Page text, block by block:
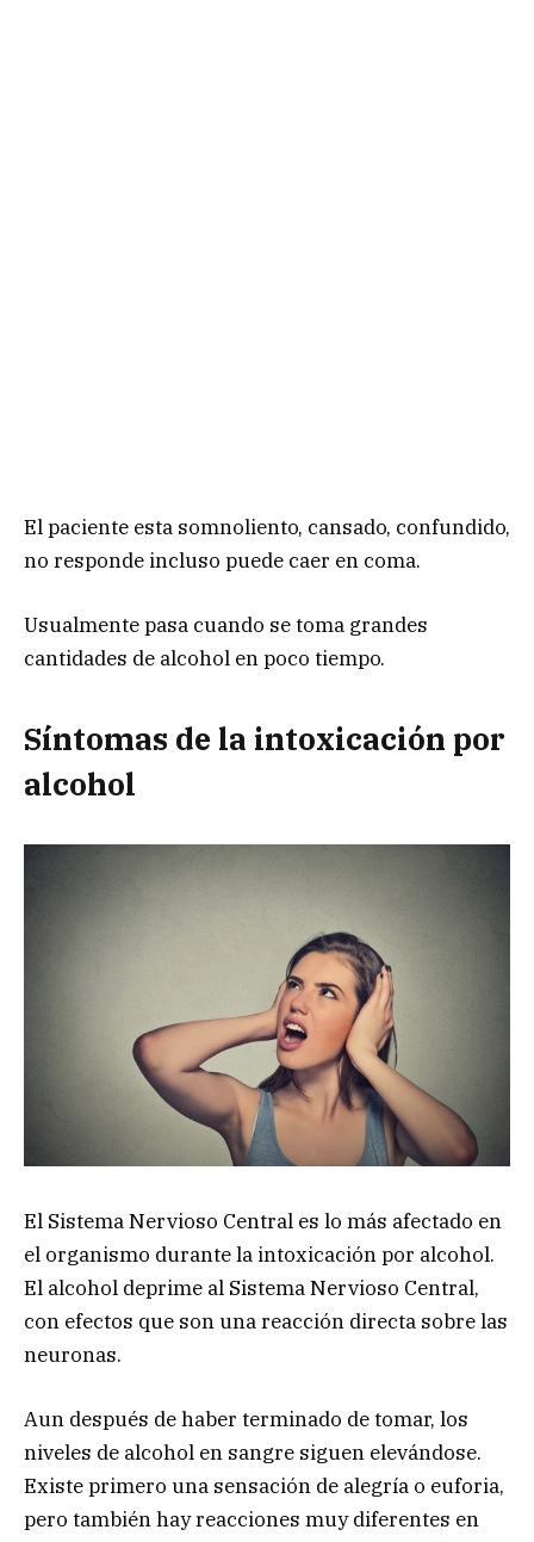
El paciente esta somnoliento, cansado, confundido,
no responde incluso puede caer en coma.
Usualmente pasa cuando se toma grandes
cantidades de alcohol en poco tiempo.
Síntomas de la intoxicación por
alcohol
El Sistema Nervioso Central es lo más afectado en
el organismo durante la intoxicación por alcohol.
El alcohol deprime al Sistema Nervioso Central,
con efectos que son una reacción directa sobre las
neuronas.
Aun después de haber terminado de tomar, los
niveles de alcohol en sangre siguen elevándose.
Existe primero una sensación de alegría o euforia,
pero también hay reacciones muy diferentes en